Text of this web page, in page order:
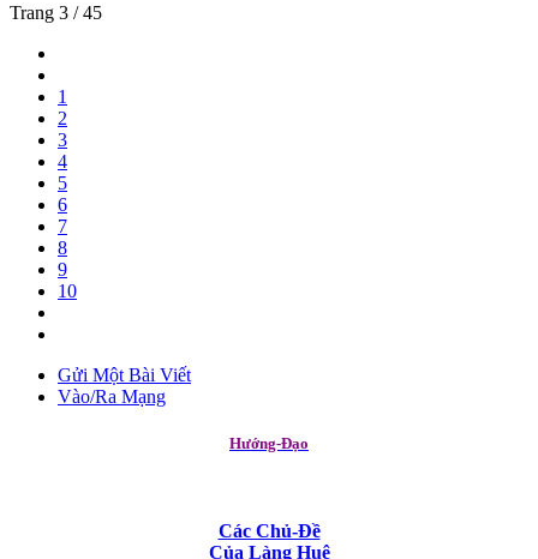
Trang 3 / 45
1
2
3
4
5
6
7
8
9
10
Gửi Một Bài Viết
Vào/Ra Mạng
Hướng-Đạo
Các Chủ-Đề
Của Làng Huệ